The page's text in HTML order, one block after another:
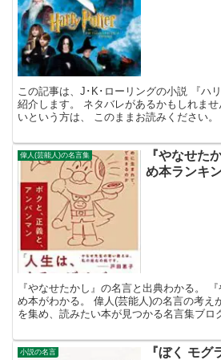
この記事は、J･K･ローリングの小説 『ハ
紹介します。 ネタバレがあるかもしれま
いという方は、 このままお読みください
偉人(芸能人)の名言集
『やなせた
め本ランキ
『やなせたかし』の名言と出典わかる。
め本がわかる。 偉人(芸能人)の名言の考え
を集め、読みたい本が見つかる名言集ブロ
小説の名言
『ぼく モグ